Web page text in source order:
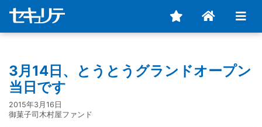
3月14日、とうとうグランドオープン
当日です
2015年3月16日
御菓子司木村屋ファンド